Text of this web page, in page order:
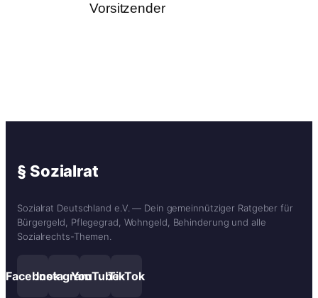
Vorsitzender
§ Sozialrat
Sozialrat Deutschland e.V. — Dein gemeinnütziger Ratgeber für
Bürgergeld, Pflegegrad, Wohngeld, Behinderung und alle
Sozialrechts-Themen.
FacebookInstagramYouTubeTikTok